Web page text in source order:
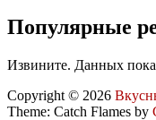
Популярные
Извините. Данных пока
Copyright © 2026
Theme: Catch Flames by